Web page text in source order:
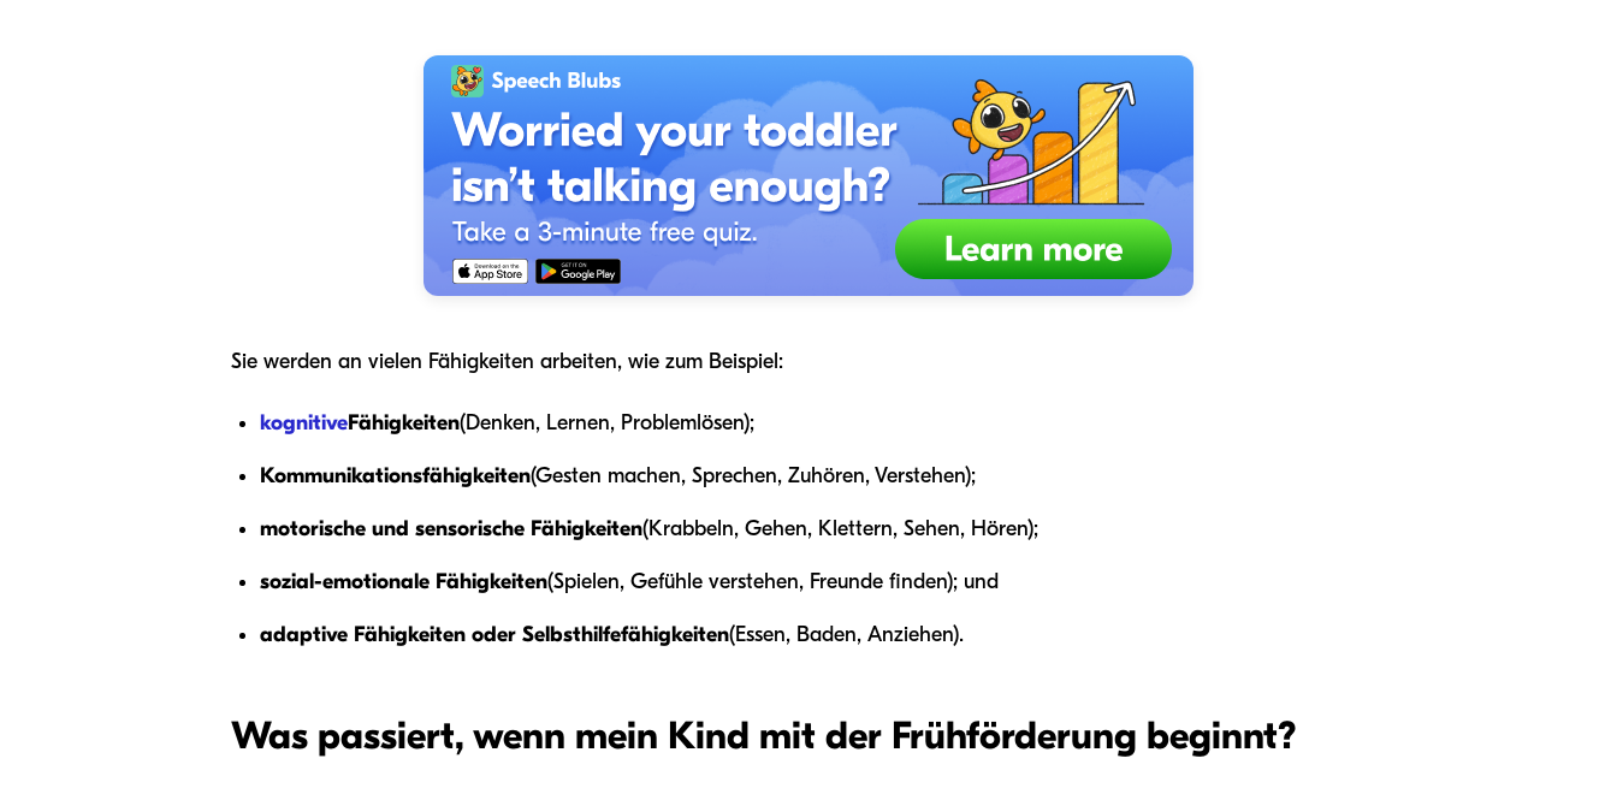
Sie werden an vielen Fähigkeiten arbeiten, wie zum Beispiel:
kognitiveFähigkeiten(Denken, Lernen, Problemlösen);
Kommunikationsfähigkeiten(Gesten machen, Sprechen, Zuhören, Verstehen);
motorische und sensorische Fähigkeiten(Krabbeln, Gehen, Klettern, Sehen, Hören);
sozial-emotionale Fähigkeiten(Spielen, Gefühle verstehen, Freunde finden); und
adaptive Fähigkeiten oder Selbsthilfefähigkeiten(Essen, Baden, Anziehen).
Was passiert, wenn mein Kind mit der Frühförderung beginnt?